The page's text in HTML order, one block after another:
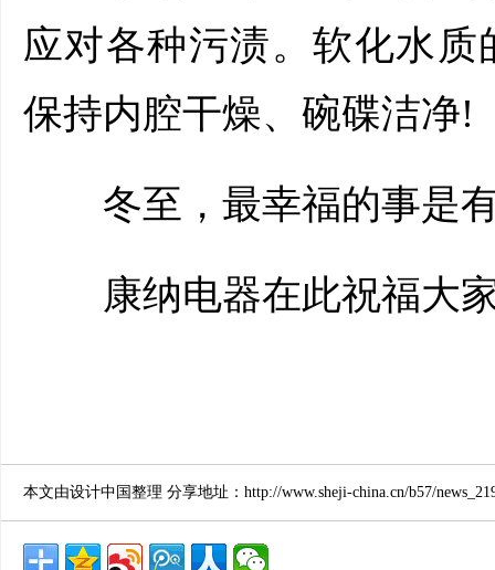
应对各种污渍。软化水
保持内腔干燥、碗碟洁净!
冬至，最幸福的事是有
康纳电器在此祝福大家
本文由设计中国整理 分享地址：http://www.sheji-china.cn/b57/